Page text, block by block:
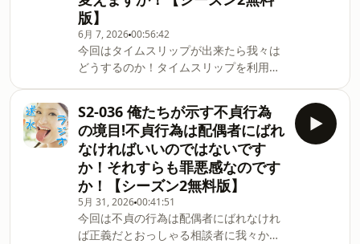
版】
6月 7, 202600:56:42
今回はタイムスリップが出来たら我々は
どうするのか！タイムスリップを利用し
たして徳は出来るのか！どなり:お爺・の
ズボーントークテーマ:コマ本エピソード
はシーズン2の無料版です。Apple
Podcastのサブスクに登録いただくと毎
週エピソードが届き、公開を終了してい
たシーズン1のエピソードもアーカイブ
として順次お聴きいただけます。サブス
クはApple Podcast限定となります。ご
登録のうえお楽しみください。番組への
S2-036 俺たちが示す不貞行為
の境目!不貞行為は配偶者にばれ
なければいいのではないです
か！それすらも罪悪感なのです
か！【シーズン2無料版】
5月 31, 202600:41:51
今回は不貞の行為は配偶者にばれなけれ
ば正義だとおっしゃる相談者に我々から